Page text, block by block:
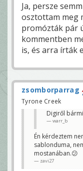
Ja, persze
osztottam meg
promózták pár
kommentben
is, és arra írták
zsomborparrag
Tyrone Creek
Digiről
warr_b
Én kérdeztem
sablonduma,
mostanában.😕
zavi27